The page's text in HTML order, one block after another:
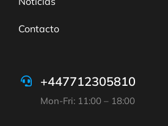
Contacto
+447712305810
Mon-Fri: 11:00 – 18:00